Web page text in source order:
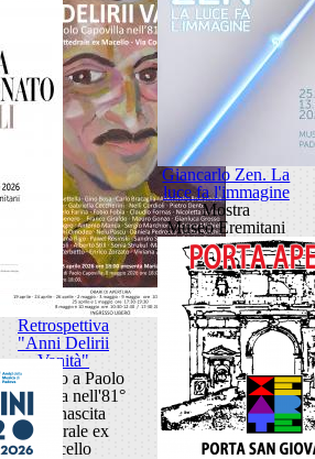
Retrospettiva
"Anni Delirii
Vanità"
Omaggio a Paolo
Capovilla nell'81°
della nascita
Cattedrale ex
Macello
Giancarlo Zen. La
luce fa l'immagine
Mostra
Museo Eremitani